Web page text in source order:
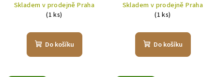
Skladem v prodejně Praha
(1 ks)
Do košíku
Skladem v prodejně Praha
(1 ks)
Do košíku